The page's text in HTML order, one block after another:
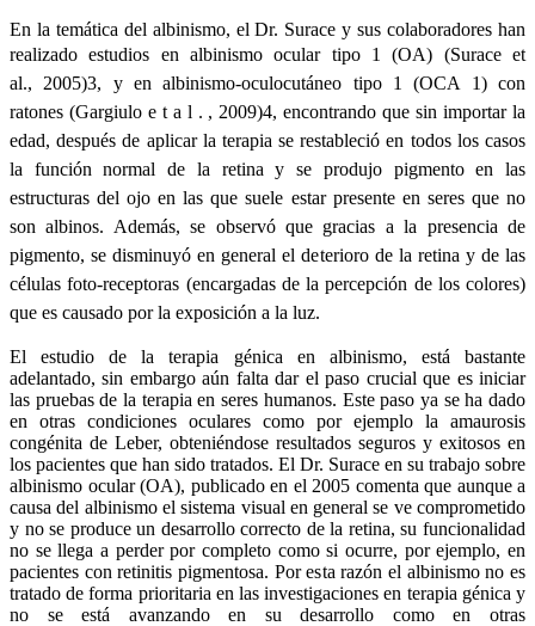
En la temática del albinismo, el Dr. Surace y sus colaboradores han
realizado estudios en albinismoocular tipo1 (OA) (Surace et
al., 2005)3, y en albinismo-oculocutáneo tipo 1 (OCA 1) con
ratones (Gargiulo e t a l . , 2009)4, encontrando que sin importar la
edad, después de aplicar la terapia serestableció en todos los casos
la función normal de la retina y se produjo pigmento en las
estructuras del ojo en las que suele estar presente en seres que no
son albinos. Además, se observó que gracias a la presencia de
pigmento, se disminuyó en general el deterioro de la retina y de las
células foto-receptoras (encargadas de la percepción de los colores)
que es causado por la exposición a la luz.
El estudio de la terapia génica en albinismo, está bastante
adelantado, sin embargo aún falta dar el paso crucial que es iniciar
las pruebas de la terapia en seres humanos. Este paso ya se ha dado
en otras condiciones oculares como por ejemplo la amaurosis
congénita de Leber, obteniéndose resultados seguros y exitosos en
los pacientes que han sido tratados. El Dr. Surace en su trabajo sobre
albinismo ocular (OA), publicado en el 2005 comenta que aunque a
causa del albinismo el sistema visual en general se ve comprometido
y no se produce un desarrollo correcto de la retina, su funcionalidad
no se llega a perder por completo como si ocurre, por ejemplo, en
pacientes con retinitis pigmentosa. Por esta razón el albinismo no es
tratado de forma prioritaria en las investigaciones en terapia génica y
no se está avanzando en su desarrollo como en otras